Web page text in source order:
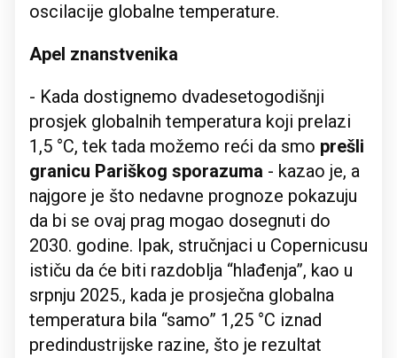
oscilacije globalne temperature.
Apel znanstvenika
- Kada dostignemo dvadesetogodišnji
prosjek globalnih temperatura koji prelazi
1,5 °C, tek tada možemo reći da smo prešli
granicu Pariškog sporazuma - kazao je, a
najgore je što nedavne prognoze pokazuju
da bi se ovaj prag mogao dosegnuti do
2030. godine. Ipak, stručnjaci u Copernicusu
ističu da će biti razdoblja “hlađenja”, kao u
srpnju 2025., kada je prosječna globalna
temperatura bila “samo” 1,25 °C iznad
predindustrijske razine, što je rezultat